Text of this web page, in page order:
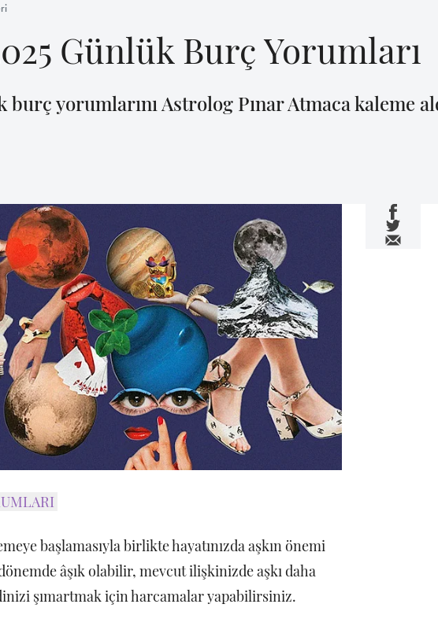
Günlük Burç Yorumları
burç yorumlarını Astrolog Pınar Atmaca kaleme
başlamasıyla birlikte hayatınızda aşkın önemi
âşık olabilir, mevcut ilişkinizde aşkı daha
şımartmak için harcamalar yapabilirsiniz.